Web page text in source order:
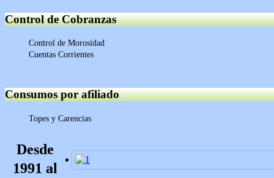
Control de Cobranzas
Control de Morosidad
Cuentas Corrientes
Consumos por afiliado
Topes y Carencias
Desde
1991 al